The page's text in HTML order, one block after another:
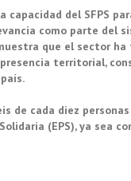
capacidad del SFPS
como parte del
que el sector
territorial,
de cada diez
(EPS), ya sea